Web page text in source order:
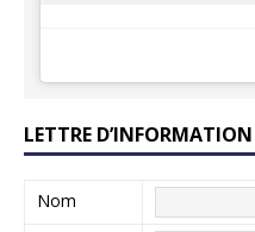
LETTRE D’INFORMATION
Nom